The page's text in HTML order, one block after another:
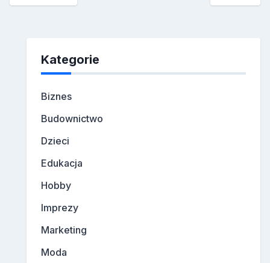
Kategorie
Biznes
Budownictwo
Dzieci
Edukacja
Hobby
Imprezy
Marketing
Moda